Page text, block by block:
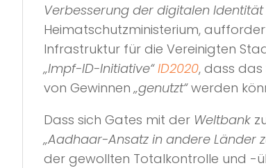
Verbesserung der digitalen
Heimatschutzministerium,
Infrastruktur für die Vereinigten
„Impf-ID-Initiative“ID2020, dass
von Gewinnen„genutzt“werden
Dass sich Gates mit der Weltbank
„Aadhaar-Ansatz in andere
der gewollten Totalkontrolle und -